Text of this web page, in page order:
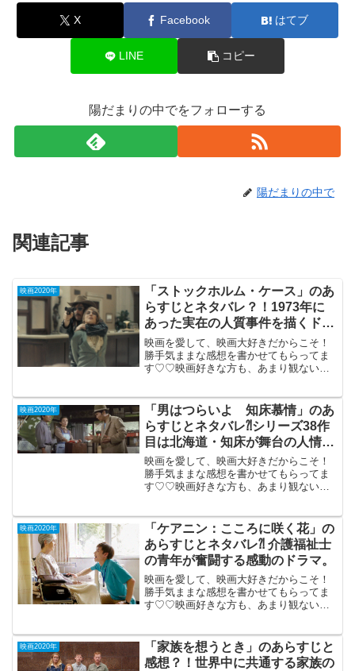
X Facebook はてブ
LINE コピー
陽だまりの中でをフォローする
陽だまりの中で
関連記事
映画2020年
「ストックホルム・ケース」のあ
らすじとネタバレ？！1973年に
あった実在の人質事件を描くドラ
マ。
映画を愛して、映画大好きだからこそ！
勝手気ままな感想を書かせてもらってま
す♡♡映画好きな方も、あまり観ない方
月6日公開（92分）「ストックホルム症候
群」の語...
映画2020年
「男はつらいよ 知床慕情」のあ
らすじとネタバレ⁈シリーズ38作
目は北海道・知床が舞台の人情ド
ラマ。
映画を愛して、映画大好きだからこそ！
勝手気ままな感想を書かせてもらってま
す♡♡映画好きな方も、あまり観ない方
シリーズ38作目は北海道・知床が舞台の
人情...
映画2020年
「ケアニン：こころに咲く花」の
あらすじとネタバレ⁈ 介護福祉士
の青年が奮闘する感動のドラマ。
映画を愛して、映画大好きだからこそ！
勝手気ままな感想を書かせてもらってま
す♡♡映画好きな方も、あまり観ない方
福祉士の青年が奮闘する感動のドラマ。
介護福祉...
映画2020年
「家族を想うとき」のあらすじと
感想？！世界中に共通する家族の